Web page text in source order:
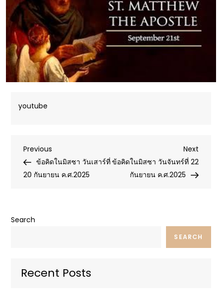
youtube
Post
navigation
Previous
Post
Previous
ข้อคิดในมิสซา วันเสาร์ที่
20 กันยายน ค.ศ.2025
Next
Post
Next
ข้อคิดในมิสซา วันจันทร์ที่ 22
กันยายน ค.ศ.2025
Search
SEARCH
Recent Posts